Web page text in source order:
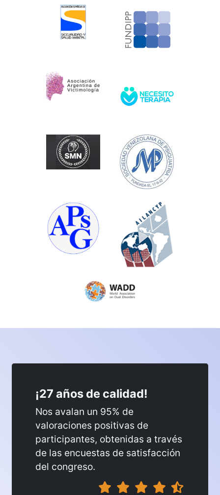
¡27 años de calidad!
Nos avalan un 95% de
valoraciones positivas de
participantes, obtenidas a través
de las encuestas de satisfacción
del congreso.